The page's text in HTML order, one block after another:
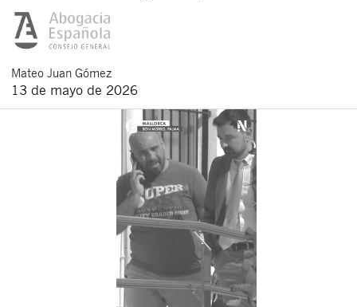
Mateo Juan Gómez
13 de mayo de 2026